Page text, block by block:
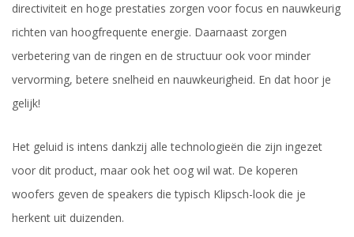
directiviteit en hoge prestaties zorgen voor focus en nauwkeurig
richten van hoogfrequente energie. Daarnaast zorgen
verbetering van de ringen en de structuur ook voor minder
vervorming, betere snelheid en nauwkeurigheid. En dat hoor je
gelijk!
Het geluid is intens dankzij alle technologieën die zijn ingezet
voor dit product, maar ook het oog wil wat. De koperen
woofers geven de speakers die typisch Klipsch-look die je
herkent uit duizenden.